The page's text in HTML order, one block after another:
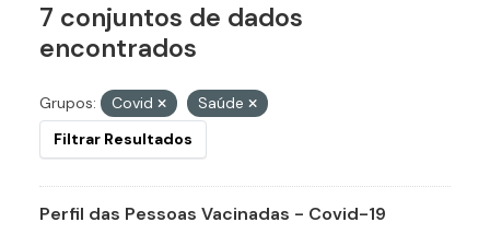
7 conjuntos de dados
encontrados
Grupos: Covid
Saúde
Filtrar Resultados
Perfil das Pessoas Vacinadas - Covid-19